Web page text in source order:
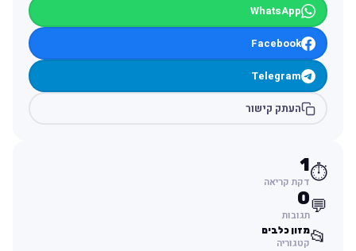
WhatsApp
Facebook
Telegram
העתק קישור
⏱️
1
דקת קריאה
💬
0
תגובות
📂מזון כלבים
קטגוריה